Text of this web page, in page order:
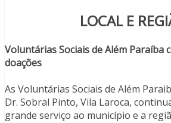
LOCAL E
Voluntárias Sociais de Além Paraíba
doações
As Voluntárias Sociais de Além
Dr. Sobral Pinto, Vila Laroca,
grande serviço ao município e a